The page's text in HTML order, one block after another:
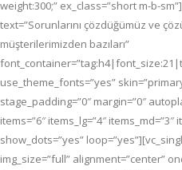
weight:300;” ex_class=”short m-b-
text=”Sorunlarını çözdüğümüz ve
müşterilerimizden bazıları”
use_theme_fonts=”yes”
stage_padding=”0″ margin=”0″
items=”6″ items_lg=”4″ items_md=”3″
show_dots=”yes”
img_size=”full” alignment=”center”